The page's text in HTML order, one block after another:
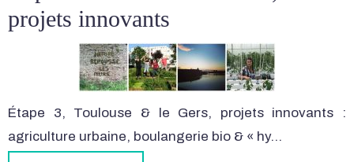
projets innovants
Étape 3, Toulouse & le Gers, projets innovants :
agriculture urbaine, boulangerie bio & « hy…